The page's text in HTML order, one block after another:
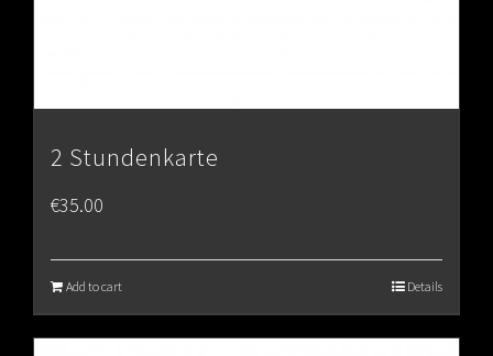
2 Stundenkarte
€35.00
Add to cart Details